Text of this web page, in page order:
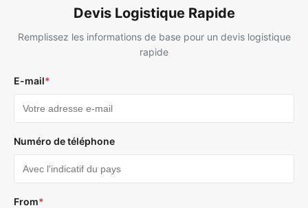
Devis Logistique Rapide
Remplissez les informations de base pour un devis logistique
rapide
E-mail*
Numéro de téléphone
From*